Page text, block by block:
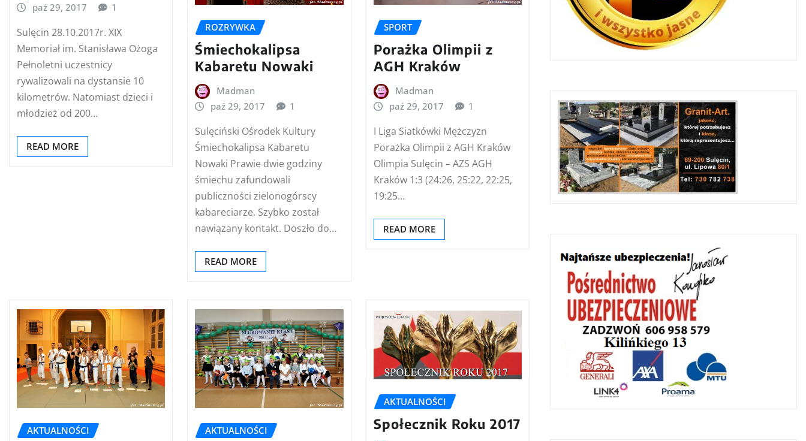
paź 29, 2017
1
Sulęcin 28.10.2017r. XIX
Memoriał im. Stanisława Ożoga
Pełnoletni uczestnicy
rywalizowali na dystansie 10
kilometrów. Natomiast dzieci i
młodzież od 200…
READ MORE
ROZRYWKA
Śmiechokalipsa
Kabaretu Nowaki
Madman
paź 29, 2017
1
Sulęciński Ośrodek Kultury
Śmiechokalipsa Kabaretu
Nowaki Prawie dwie godziny
śmiechu zafundowali
publiczności zielonogórscy
kabareciarze. Szybko został
nawiązany kontakt. Doszło do…
READ MORE
SPORT
Porażka Olimpii z
AGH Kraków
Madman
paź 29, 2017
1
I Liga Siatkówki Mężczyzn
Porażka Olimpii z AGH Kraków
Olimpia Sulęcin – AZS AGH
Kraków 1:3 (24:26, 25:22, 22:25,
19:25…
READ MORE
AKTUALNOŚCI AKTUALNOŚCI
AKTUALNOŚCI
Społecznik Roku 2017